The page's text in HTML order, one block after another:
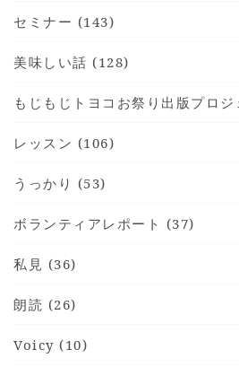
セミナー (143)
美味しい話 (128)
もじもじトヨコお祭り出版プロ
レッスン (106)
うっかり (53)
ボランティアレポート (37)
私見 (36)
朗読 (26)
Voicy (10)